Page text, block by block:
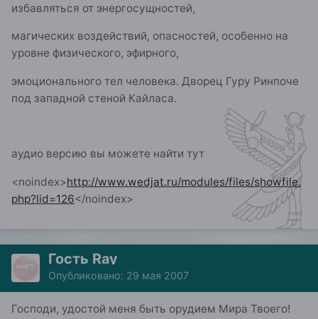
избавляться от энергосущностей,
магических воздействий, опасностей, особенно на
уровне физического, эфирного,
эмоционального тел человека. Дворец Гуру Ринпоче
под западной стеной Кайласа.
аудио версию вы можете найти тут
<noindex>http://www.wedjat.ru/modules/files/showfile.
php?lid=126</noindex>
Гость Ray
Опубликовано: 29 мая 2007
Господи, удостой меня быть орудием Мира Твоего!